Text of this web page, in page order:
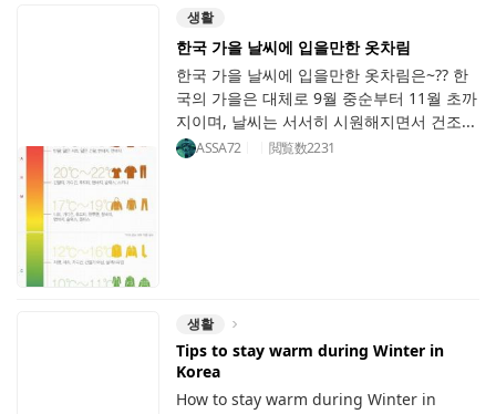
생활
한국 가을 날씨에 입을만한 옷차림
한국 가을 날씨에 입을만한 옷차림은~?? 한
국의 가을은 대체로 9월 중순부터 11월 초까
지이며, 날씨는 서서히 시원해지면서 건조...
ASSA72 閲覧数2231
생활
Tips to stay warm during Winter in
Korea
How to stay warm during Winter in